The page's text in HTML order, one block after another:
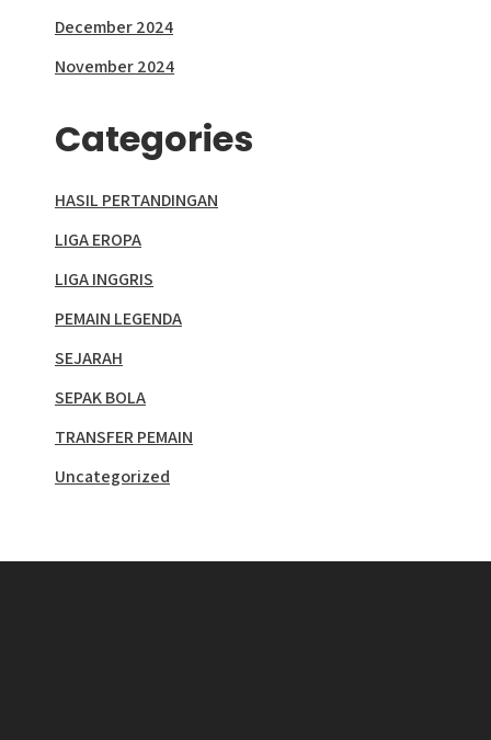
December 2024
November 2024
Categories
HASIL PERTANDINGAN
LIGA EROPA
LIGA INGGRIS
PEMAIN LEGENDA
SEJARAH
SEPAK BOLA
TRANSFER PEMAIN
Uncategorized